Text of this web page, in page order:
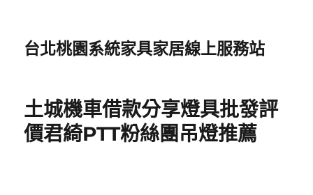
台北桃園系統家具家居線上服務站
土城機車借款分享燈具批發評
價君綺PTT粉絲團吊燈推薦